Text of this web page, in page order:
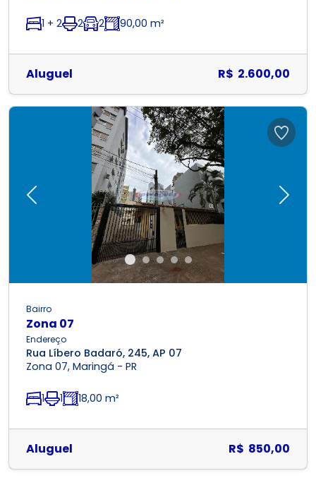
1 + 2 2 2 90,00 m²
Aluguel R$ 2.600,00
Previous Next
Bairro
Zona 07
Endereço
Rua Líbero Badaró, 245, AP 07
Zona 07, Maringá - PR
1 1 18,00 m²
Aluguel R$ 850,00